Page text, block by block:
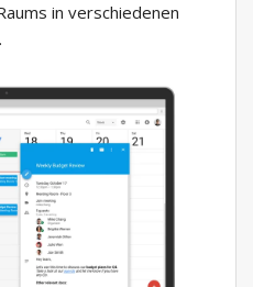
in verschiedenen